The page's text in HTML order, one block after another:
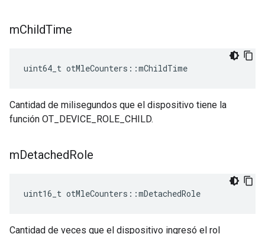
mChildTime
uint64_t otMleCounters ::mChildTime
Cantidad de milisegundos que el dispositivo tiene la
función OT_DEVICE_ROLE_CHILD.
mDetachedRole
uint16_t otMleCounters ::mDetachedRole
Cantidad de veces que el dispositivo ingresó el rol